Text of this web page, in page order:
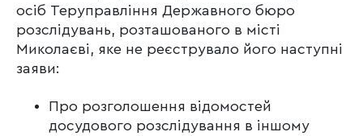
осіб Теруправління Державного бюро
розслідувань, розташованого в місті
Миколаєві, яке не реєструвало його наступні
заяви:
Про розголошення відомостей
досудового розслідування в іншому